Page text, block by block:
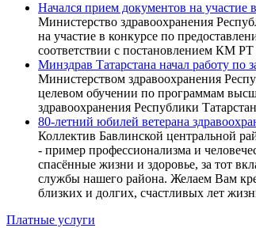
Начался прием документов на
Министерство здравоохранения
на участие в конкурсе по
соответствии с постановлением КМ
Минздрав Татарстана начал работу по
Министерством здравоохранения
целевом обучении по программам
здравоохранения Республики
80-летний юбилей ветерана
Коллектив Бавлинской центральной
- пример профессионализма и
спасённые жизни и здоровье, за тот
службы нашего района. Желаем Вам
близких и долгих, счастливых лет
Платные услуги